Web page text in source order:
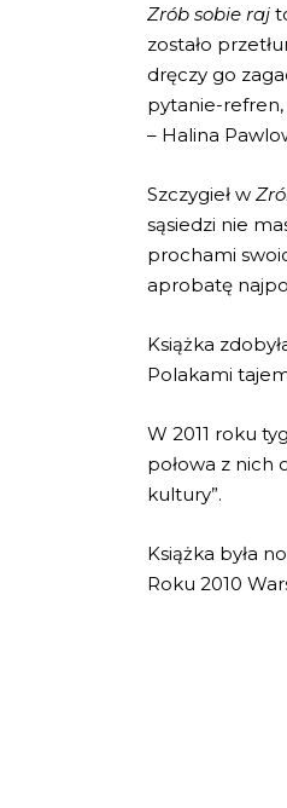
Zrób sobie raj
zostało
dręczy go
pytanie-refren,
– Halina
Szczygieł w
sąsiedzi nie
prochami
aprobatę
Książka
Polakami
W 2011 roku
połowa z nich
kultury”.
Książka była
Roku 2010